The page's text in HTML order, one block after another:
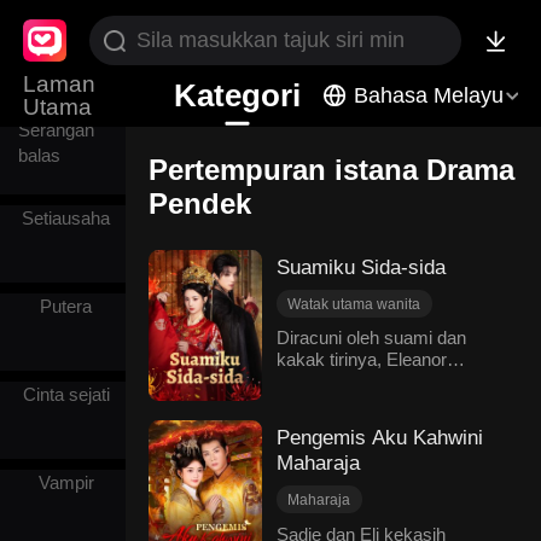
Laman
Utama
Kategori Bahasa Melayu
Kegemaran
kumpulan
Serangan
balas
Setiausaha
Putera
Cinta sejati
Vampir
Pertempuran istana Drama
Pendek
Suamiku Sida-sida
Watak utama wanita
Reinkarnasi
Pertempuran istana
Diracuni oleh suami dan
kakak tirinya, Eleanor
seorang sida-sida, Nolan
hanya pada saat-saat akhir.
Nolan tercedera untuk cuba
menyelamatkan Eleanor.
Mendapat peluang kedua
dalam kehidupan, Eleanor
Pengemis Aku Kahwini
Maharaja
Maharaja
Identiti tersembunyi
Sadie dan Eli kekasih